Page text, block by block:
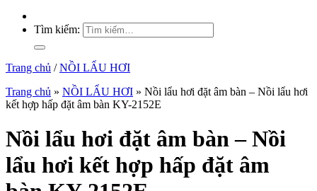
Tìm kiếm:
Trang chủ / NỒI LẨU HƠI
Trang chủ » NỒI LẨU HƠI » Nồi lẩu hơi đặt âm bàn – Nồi lẩu hơi
kết hợp hấp đặt âm bàn KY-2152E
Nồi lẩu hơi đặt âm bàn – Nồi
lẩu hơi kết hợp hấp đặt âm